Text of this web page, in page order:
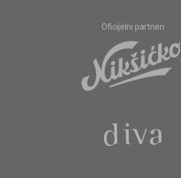
Oficijelni partneri